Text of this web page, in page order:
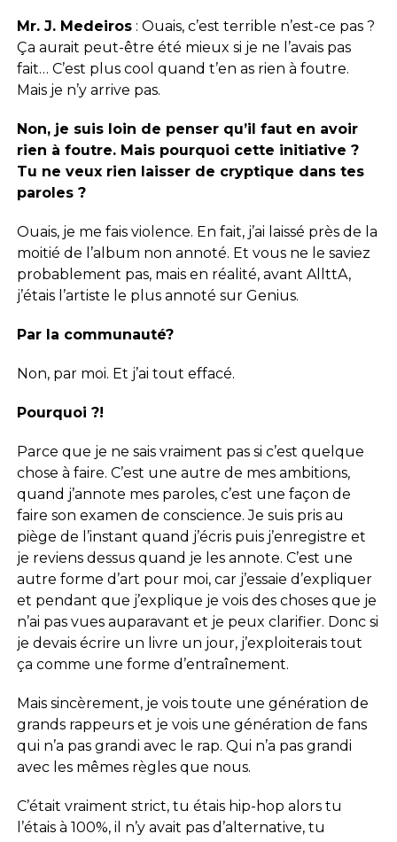
Mr. J. Medeiros: Ouais, c’est terrible n’est-ce pas ?
Ça aurait peut-être été mieux si je ne l’avais pas
fait… C’est plus cool quand t’en as rien à foutre.
Mais je n’y arrive pas.
Non, je suis loin de penser qu’il faut en avoir
rien à foutre. Mais pourquoi cette initiative ?
Tu ne veux rien laisser de cryptique dans tes
paroles ?
Ouais, je me fais violence. En fait, j’ai laissé près de la
moitié de l’album non annoté. Et vous ne le saviez
probablement pas, mais en réalité, avant AllttA,
j’étais l’artiste le plus annoté sur Genius.
Par la communauté?
Non, par moi. Et j’ai tout effacé.
Pourquoi ?!
Parce que je ne sais vraiment pas si c’est quelque
chose à faire. C’est une autre de mes ambitions,
quand j’annote mes paroles, c’est une façon de
faire son examen de conscience. Je suis pris au
piège de l’instant quand j’écris puis j’enregistre et
je reviens dessus quand je les annote. C’est une
autre forme d’art pour moi, car j’essaie d’expliquer
et pendant que j’explique je vois des choses que je
n’ai pas vues auparavant et je peux clarifier. Donc si
je devais écrire un livre un jour, j’exploiterais tout
ça comme une forme d’entraînement.
Mais sincèrement, je vois toute une génération de
grands rappeurs et je vois une génération de fans
qui n’a pas grandi avec le rap. Qui n’a pas grandi
avec les mêmes règles que nous.
C’était vraiment strict, tu étais hip-hop alors tu
l’étais à 100%, il n’y avait pas d’alternative, tu